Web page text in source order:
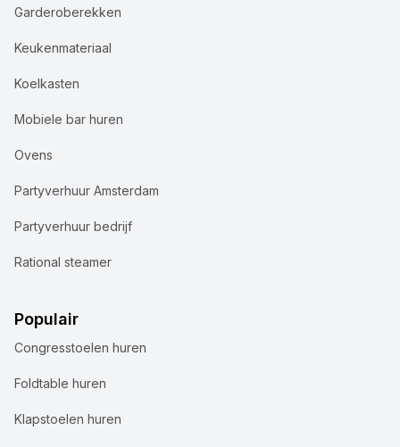
Garderoberekken
Keukenmateriaal
Koelkasten
Mobiele bar huren
Ovens
Partyverhuur Amsterdam
Partyverhuur bedrijf
Rational steamer
Populair
Congresstoelen huren
Foldtable huren
Klapstoelen huren